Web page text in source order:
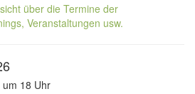
über die Termine der
Veranstaltungen usw.
18 Uhr